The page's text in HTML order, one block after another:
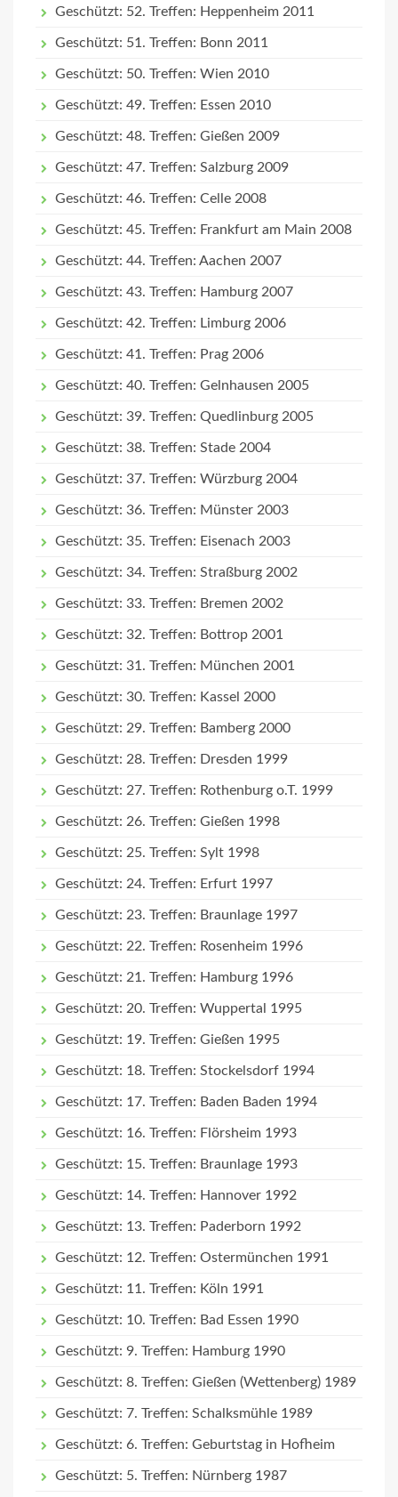
Geschützt: 52. Treffen: Heppenheim 2011
Geschützt: 51. Treffen: Bonn 2011
Geschützt: 50. Treffen: Wien 2010
Geschützt: 49. Treffen: Essen 2010
Geschützt: 48. Treffen: Gießen 2009
Geschützt: 47. Treffen: Salzburg 2009
Geschützt: 46. Treffen: Celle 2008
Geschützt: 45. Treffen: Frankfurt am Main 2008
Geschützt: 44. Treffen: Aachen 2007
Geschützt: 43. Treffen: Hamburg 2007
Geschützt: 42. Treffen: Limburg 2006
Geschützt: 41. Treffen: Prag 2006
Geschützt: 40. Treffen: Gelnhausen 2005
Geschützt: 39. Treffen: Quedlinburg 2005
Geschützt: 38. Treffen: Stade 2004
Geschützt: 37. Treffen: Würzburg 2004
Geschützt: 36. Treffen: Münster 2003
Geschützt: 35. Treffen: Eisenach 2003
Geschützt: 34. Treffen: Straßburg 2002
Geschützt: 33. Treffen: Bremen 2002
Geschützt: 32. Treffen: Bottrop 2001
Geschützt: 31. Treffen: München 2001
Geschützt: 30. Treffen: Kassel 2000
Geschützt: 29. Treffen: Bamberg 2000
Geschützt: 28. Treffen: Dresden 1999
Geschützt: 27. Treffen: Rothenburg o.T. 1999
Geschützt: 26. Treffen: Gießen 1998
Geschützt: 25. Treffen: Sylt 1998
Geschützt: 24. Treffen: Erfurt 1997
Geschützt: 23. Treffen: Braunlage 1997
Geschützt: 22. Treffen: Rosenheim 1996
Geschützt: 21. Treffen: Hamburg 1996
Geschützt: 20. Treffen: Wuppertal 1995
Geschützt: 19. Treffen: Gießen 1995
Geschützt: 18. Treffen: Stockelsdorf 1994
Geschützt: 17. Treffen: Baden Baden 1994
Geschützt: 16. Treffen: Flörsheim 1993
Geschützt: 15. Treffen: Braunlage 1993
Geschützt: 14. Treffen: Hannover 1992
Geschützt: 13. Treffen: Paderborn 1992
Geschützt: 12. Treffen: Ostermünchen 1991
Geschützt: 11. Treffen: Köln 1991
Geschützt: 10. Treffen: Bad Essen 1990
Geschützt: 9. Treffen: Hamburg 1990
Geschützt: 8. Treffen: Gießen (Wettenberg) 1989
Geschützt: 7. Treffen: Schalksmühle 1989
Geschützt: 6. Treffen: Geburtstag in Hofheim
Geschützt: 5. Treffen: Nürnberg 1987